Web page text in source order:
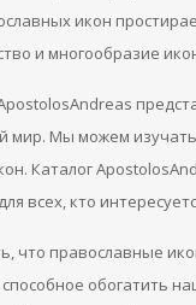
икон
и многообразие
мир. Мы можем изучать
Каталог
всех, кто
что православные
обогатить